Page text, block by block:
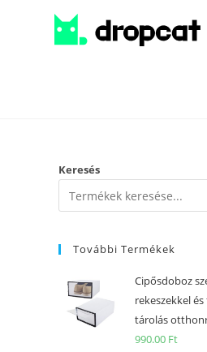
Keresés
További Termékek
Cipősdoboz
rekeszekkel
tárolás
990.00 Ft